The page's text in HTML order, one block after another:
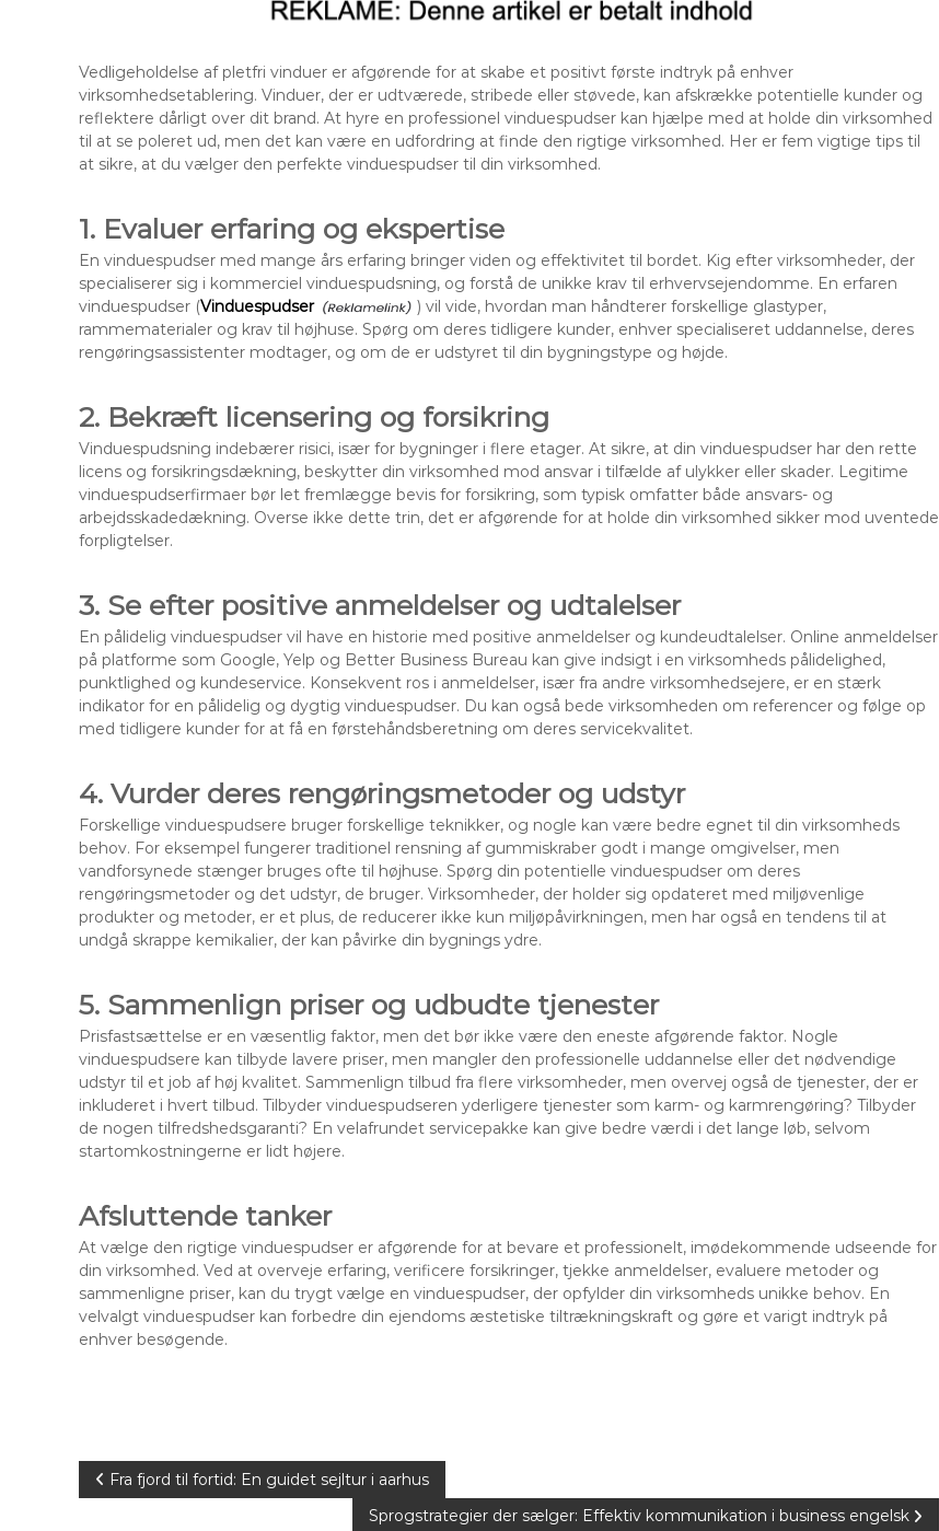
Vedligeholdelse af pletfri vinduer er afgørende for at skabe et positivt første indtryk på enhver
virksomhedsetablering. Vinduer, der er udtværede, stribede eller støvede, kan afskrække potentielle kunder og
reflektere dårligt over dit brand. At hyre en professionel vinduespudser kan hjælpe med at holde din virksomhed
til at se poleret ud, men det kan være en udfordring at finde den rigtige virksomhed. Her er fem vigtige tips til
at sikre, at du vælger den perfekte vinduespudser til din virksomhed.
1. Evaluer erfaring og ekspertise
En vinduespudser med mange års erfaring bringer viden og effektivitet til bordet. Kig efter virksomheder, der
specialiserer sig i kommerciel vinduespudsning, og forstå de unikke krav til erhvervsejendomme. En erfaren
vinduespudser (Vinduespudser
) vil vide, hvordan man håndterer forskellige glastyper,
rammematerialer og krav til højhuse. Spørg om deres tidligere kunder, enhver specialiseret uddannelse, deres
rengøringsassistenter modtager, og om de er udstyret til din bygningstype og højde.
2. Bekræft licensering og forsikring
Vinduespudsning indebærer risici, især for bygninger i flere etager. At sikre, at din vinduespudser har den rette
licens og forsikringsdækning, beskytter din virksomhed mod ansvar i tilfælde af ulykker eller skader. Legitime
vinduespudserfirmaer bør let fremlægge bevis for forsikring, som typisk omfatter både ansvars- og
arbejdsskadedækning. Overse ikke dette trin, det er afgørende for at holde din virksomhed sikker mod uventede
forpligtelser.
3. Se efter positive anmeldelser og udtalelser
En pålidelig vinduespudser vil have en historie med positive anmeldelser og kundeudtalelser. Online anmeldelser
på platforme som Google, Yelp og Better Business Bureau kan give indsigt i en virksomheds pålidelighed,
punktlighed og kundeservice. Konsekvent ros i anmeldelser, især fra andre virksomhedsejere, er en stærk
indikator for en pålidelig og dygtig vinduespudser. Du kan også bede virksomheden om referencer og følge op
med tidligere kunder for at få en førstehåndsberetning om deres servicekvalitet.
4. Vurder deres rengøringsmetoder og udstyr
Forskellige vinduespudsere bruger forskellige teknikker, og nogle kan være bedre egnet til din virksomheds
behov. For eksempel fungerer traditionel rensning af gummiskraber godt i mange omgivelser, men
vandforsynede stænger bruges ofte til højhuse. Spørg din potentielle vinduespudser om deres
rengøringsmetoder og det udstyr, de bruger. Virksomheder, der holder sig opdateret med miljøvenlige
produkter og metoder, er et plus, de reducerer ikke kun miljøpåvirkningen, men har også en tendens til at
undgå skrappe kemikalier, der kan påvirke din bygnings ydre.
5. Sammenlign priser og udbudte tjenester
Prisfastsættelse er en væsentlig faktor, men det bør ikke være den eneste afgørende faktor. Nogle
vinduespudsere kan tilbyde lavere priser, men mangler den professionelle uddannelse eller det nødvendige
udstyr til et job af høj kvalitet. Sammenlign tilbud fra flere virksomheder, men overvej også de tjenester, der er
inkluderet i hvert tilbud. Tilbyder vinduespudseren yderligere tjenester som karm- og karmrengøring? Tilbyder
de nogen tilfredshedsgaranti? En velafrundet servicepakke kan give bedre værdi i det lange løb, selvom
startomkostningerne er lidt højere.
Afsluttende tanker
At vælge den rigtige vinduespudser er afgørende for at bevare et professionelt, imødekommende udseende for
din virksomhed. Ved at overveje erfaring, verificere forsikringer, tjekke anmeldelser, evaluere metoder og
sammenligne priser, kan du trygt vælge en vinduespudser, der opfylder din virksomheds unikke behov. En
velvalgt vinduespudser kan forbedre din ejendoms æstetiske tiltrækningskraft og gøre et varigt indtryk på
enhver besøgende.
Fra fjord til fortid: En guidet sejltur i aarhus
Sprogstrategier der sælger: Effektiv kommunikation i business engelsk